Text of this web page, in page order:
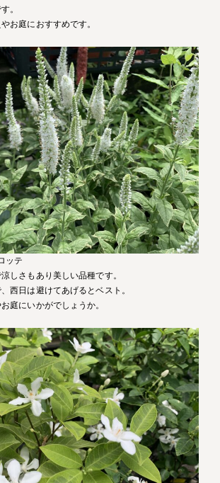
。
お庭におすすめです。
ッテ
しさもあり美しい品種です。
西日は避けてあげるとベスト。
庭にいかがでしょうか。